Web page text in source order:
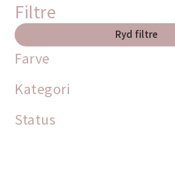
Filtre
Ryd filtre
Farve
Kategori
Status